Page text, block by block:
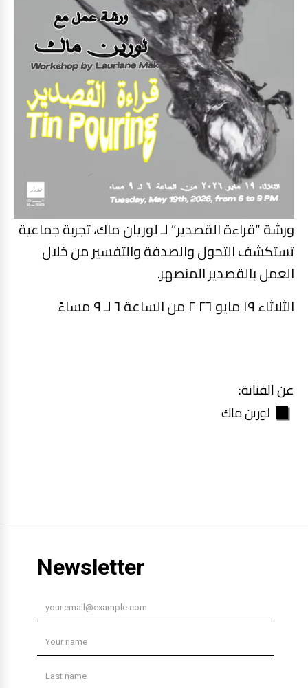
ورشة “قراءة القصدير” لـ لوريان ماك، تجربة جماعية
تستكشف التحول والصدفة والتفسير من خلال
العمل بالقصدير المنصهر.
الثلاثاء ١٩ مايو ٢٠٢٦ من الساعة ٦ لـ ٩ مساءً
عن الفنانة:
لورين ماك